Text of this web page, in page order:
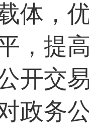
体，
，提
开交
政务